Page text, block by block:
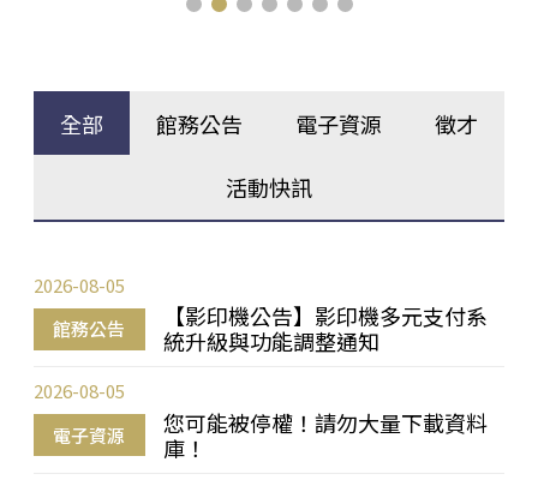
全部 館務公告 電子資源 徵才
活動快訊
館務公告
【影印機公告】影印機多元支付系
統升級與功能調整通知
2026-08-05
電子資源
您可能被停權！請勿大量下載資料
庫！
2026-08-05